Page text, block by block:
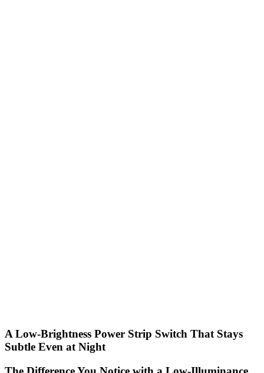
A Low-Brightness Power Strip Switch That Stays
Subtle Even at Night